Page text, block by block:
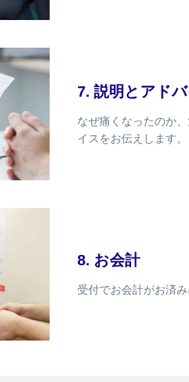
7. 説明とアド
なぜ痛くなったのか
イスをお伝えします
8. お会計
受付でお会計がお済